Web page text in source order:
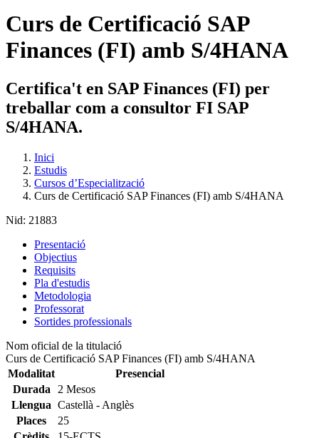
Curs de Certificació SAP
Finances (FI) amb S/4HANA
Certifica't en SAP Finances (FI) per
treballar com a consultor FI SAP
S/4HANA.
Inici
Estudis
Cursos d’Especialització
Curs de Certificació SAP Finances (FI) amb S/4HANA
Nid: 21883
Presentació
Objectius
Requisits
Pla d'estudis
Metodologia
Professorat
Sortides professionals
Nom oficial de la titulació
Curs de Certificació SAP Finances (FI) amb S/4HANA
Modalitat
Presencial
Durada
2 Mesos
Llengua Castellà - Anglès
Places
25